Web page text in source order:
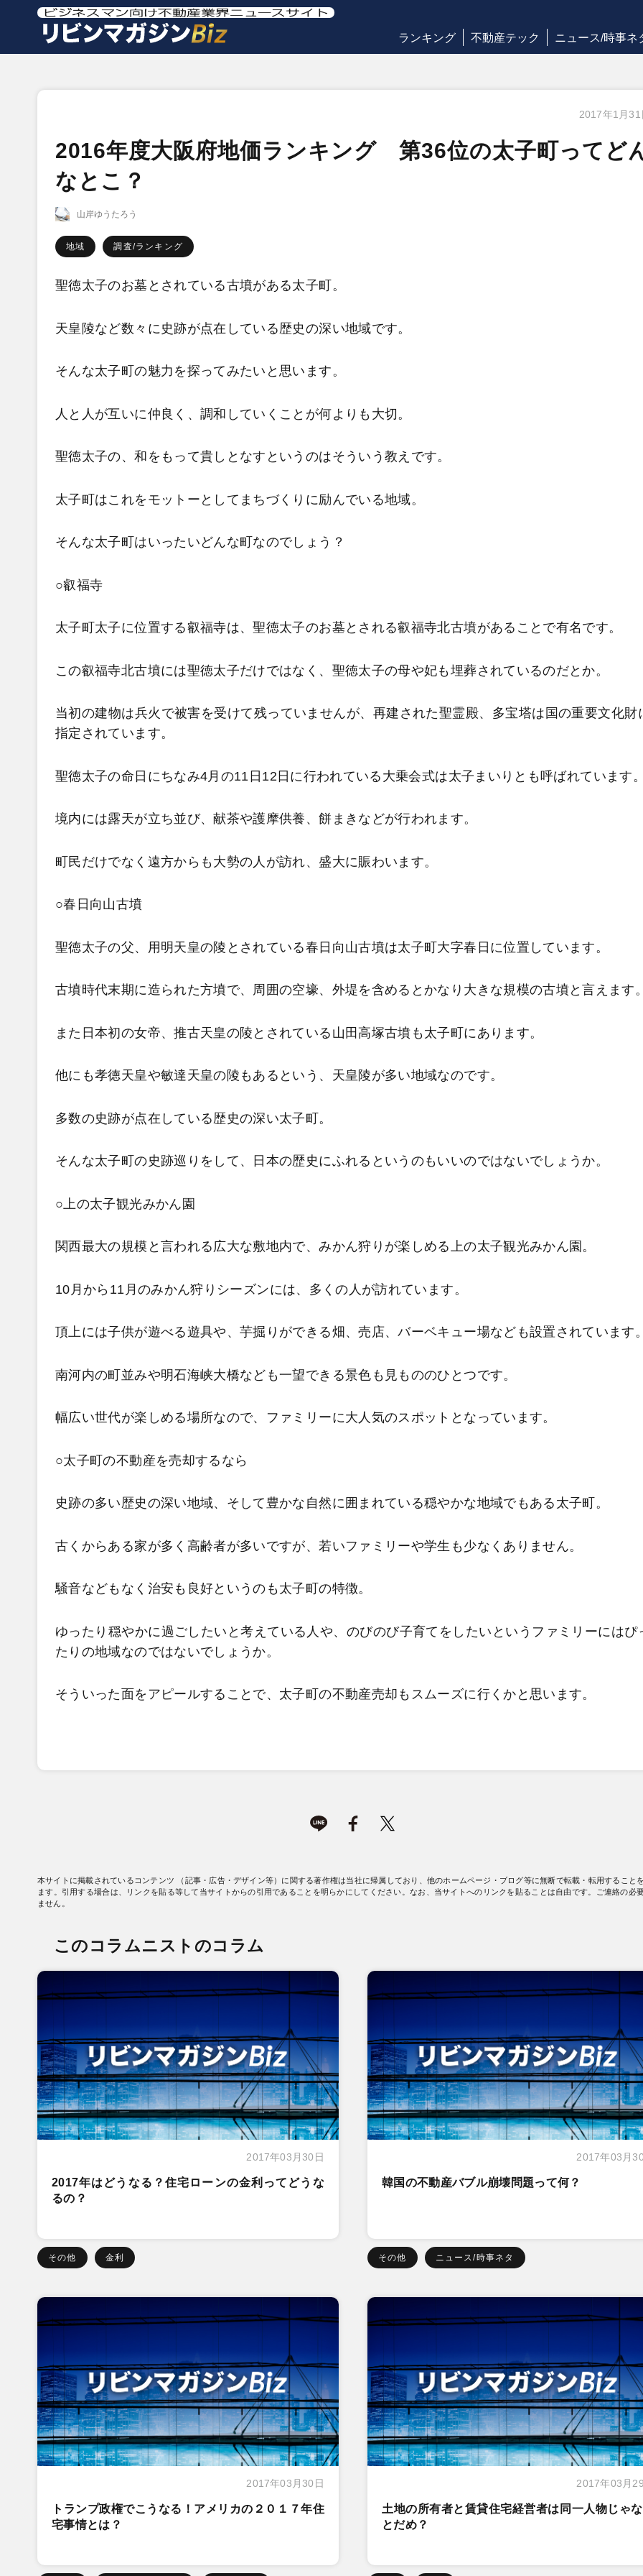
ランキング 不動産テック ニュース/時事ネ
2017年1月31
2016年度大阪府地価ランキング 第36位の太子町ってど
なとこ？
山岸ゆうたろう
地域 調査/ランキング
聖徳太子のお墓とされている古墳がある太子町。
天皇陵など数々に史跡が点在している歴史の深い地域です。
そんな太子町の魅力を探ってみたいと思います。
人と人が互いに仲良く、調和していくことが何よりも大切。
聖徳太子の、和をもって貴しとなすというのはそういう教えです。
太子町はこれをモットーとしてまちづくりに励んでいる地域。
そんな太子町はいったいどんな町なのでしょう？
○叡福寺
太子町太子に位置する叡福寺は、聖徳太子のお墓とされる叡福寺北古墳があることで有名です。
この叡福寺北古墳には聖徳太子だけではなく、聖徳太子の母や妃も埋葬されているのだとか。
当初の建物は兵火で被害を受けて残っていませんが、再建された聖霊殿、多宝塔は国の重要文化財
指定されています。
聖徳太子の命日にちなみ4 月の11 日12 日に行われている大乗会式は太子まいりとも呼ばれています
境内には露天が立ち並び、献茶や護摩供養、餅まきなどが行われます。
町民だけでなく遠方からも大勢の人が訪れ、盛大に賑わいます。
○春日向山古墳
聖徳太子の父、用明天皇の陵とされている春日向山古墳は太子町大字春日に位置しています。
古墳時代末期に造られた方墳で、周囲の空壕、外堤を含めるとかなり大きな規模の古墳と言えます
また日本初の女帝、推古天皇の陵とされている山田高塚古墳も太子町にあります。
他にも孝徳天皇や敏達天皇の陵もあるという、天皇陵が多い地域なのです。
多数の史跡が点在している歴史の深い太子町。
そんな太子町の史跡巡りをして、日本の歴史にふれるというのもいいのではないでしょうか。
○上の太子観光みかん園
関西最大の規模と言われる広大な敷地内で、みかん狩りが楽しめる上の太子観光みかん園。
10 月から11 月のみかん狩りシーズンには、多くの人が訪れています。
頂上には子供が遊べる遊具や、芋掘りができる畑、売店、バーベキュー場なども設置されています
南河内の町並みや明石海峡大橋なども一望できる景色も見もののひとつです。
幅広い世代が楽しめる場所なので、ファミリーに大人気のスポットとなっています。
○太子町の不動産を売却するなら
史跡の多い歴史の深い地域、そして豊かな自然に囲まれている穏やかな地域でもある太子町。
古くからある家が多く高齢者が多いですが、若いファミリーや学生も少なくありません。
騒音などもなく治安も良好というのも太子町の特徴。
ゆったり穏やかに過ごしたいと考えている人や、のびのび子育てをしたいというファミリーにはぴ
たりの地域なのではないでしょうか。
そういった面をアピールすることで、太子町の不動産売却もスムーズに行くかと思います。
本サイトに掲載されているコンテンツ （記事・広告・デザイン等）に関する著作権は当社に帰属しており、他のホームページ・ブログ等に無断で転載・転用すること
ます。引用する場合は、リンクを貼る等して当サイトからの引用であることを明らかにしてください。なお、当サイトへのリンクを貼ることは自由です。ご連絡の必
ません。
このコラムニストのコラム
2017年03月30日
2017年はどうなる？住宅ローンの金利ってどうな
るの？
その他 金利
2017年03月
韓国の不動産バブル崩壊問題って何？
その他 ニュース/時事ネタ
2017年03月30日
トランプ政権でこうなる！アメリカの２０１７年住
宅事情とは？
2017年03月
土地の所有者と賃貸住宅経営者は同一人物じゃ
とだめ？